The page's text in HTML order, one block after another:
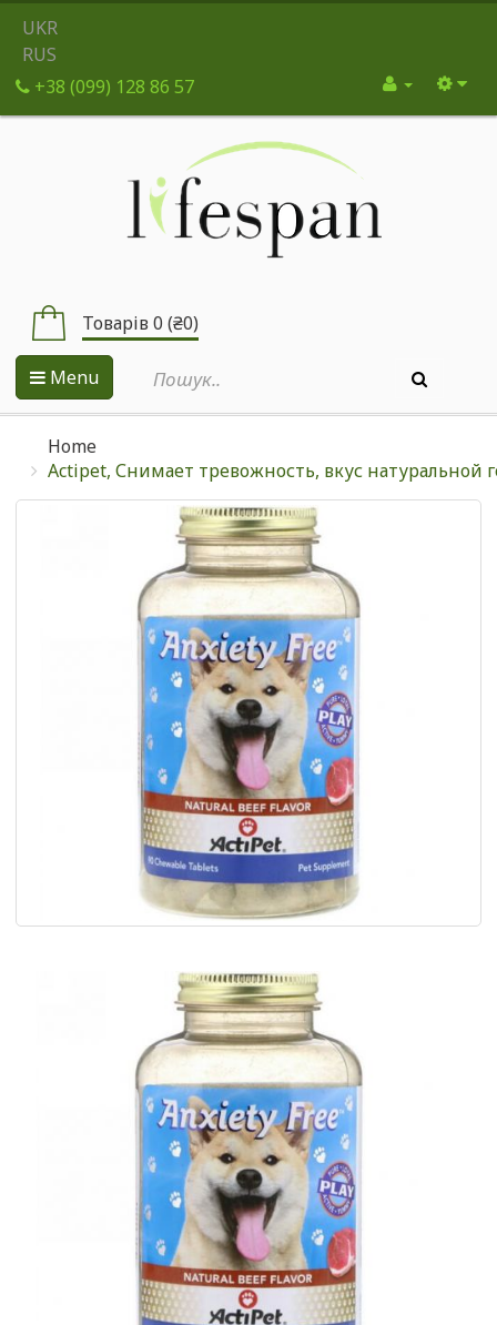
UKR
RUS
+38 (099) 128 86 57
Товарів 0 (₴0)
Menu
Home
Actipet, Снимает тревожность, вкус натуральной